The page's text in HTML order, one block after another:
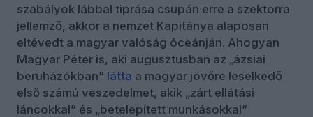
szabályok lábbal tiprása csupán erre a szektorra
jellemző, akkor a nemzet Kapitánya alaposan
eltévedt a magyar valóság óceánján. Ahogyan
Magyar Péter is, aki augusztusban az „ázsiai
beruházókban” látta a magyar jövőre leselkedő
első számú veszedelmet, akik „zárt ellátási
láncokkal” és „betelepített munkásokkal”